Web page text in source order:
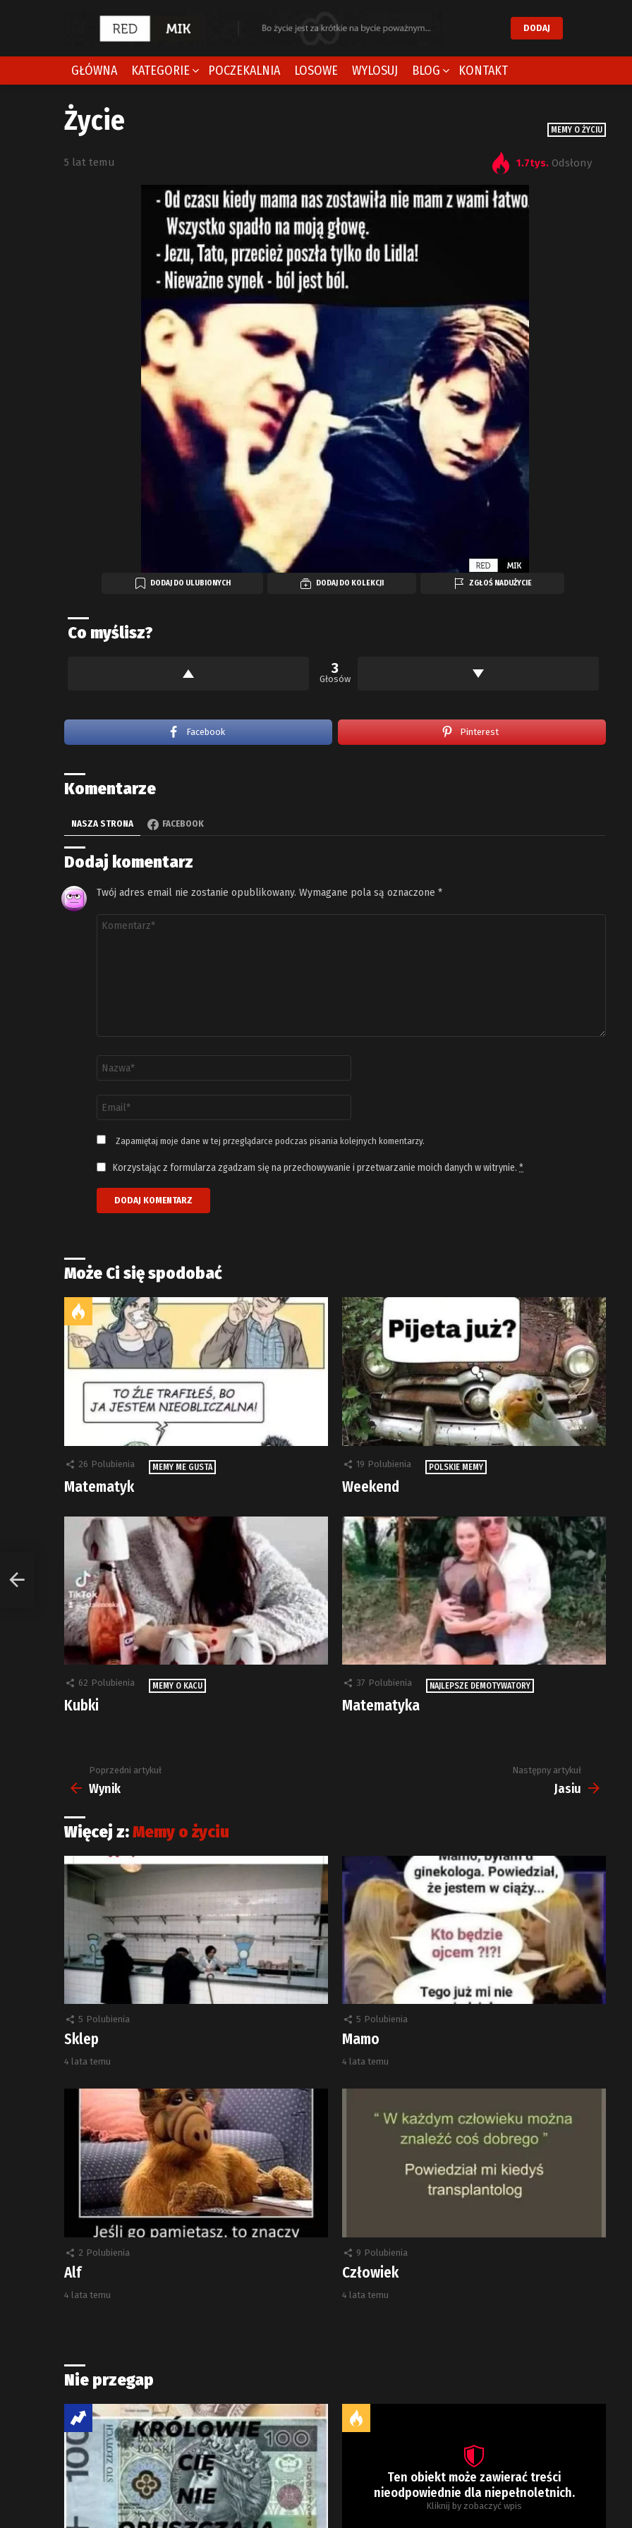
DODAJ
GŁÓWNA KATEGORIE POCZEKALNIA LOSOWE WYLOSUJ BLOG KONTAKT
MEMY O ŻYCIU
Życie
5 lat temu 1.7tys. Odsłony
DODAJ DO ULUBIONYCH DODAJ DO KOLEKCJI ZGŁOŚ NADUŻYCIE
Co myślisz?
3
Głosów
Facebook Pinterest
Komentarze
NASZA STRONA FACEBOOK
Dodaj komentarz
Twój adres email nie zostanie opublikowany. Wymagane pola są oznaczone *
Komentarz
email
*
Zapamiętaj moje dane w tej przeglądarce podczas pisania kolejnych komentarzy.
Korzystając z formularza zgadzam się na przechowywanie i przetwarzanie moich danych w witrynie. *
Może Ci się spodobać
26 Polubienia MEMY ME GUSTA
Matematyk
19 Polubienia POLSKIE MEMY
Weekend
62 Polubienia MEMY O KACU
Kubki
37 Polubienia NAJLEPSZE DEMOTYWATORY
Matematyka
Zobacz
więcej
Poprzedni artykuł
Wynik
Następny artykuł
Jasiu
Więcej z:Memy o życiu
5 Polubienia
Sklep
4 lata temu
5 Polubienia
Mamo
4 lata temu
2 Polubienia
Alf
4 lata temu
9 Polubienia
Człowiek
4 lata temu
Nie przegap
Ten obiekt może zawierać treści
nieodpowiednie dla niepełnoletnich.
Kliknij by zobaczyć wpis